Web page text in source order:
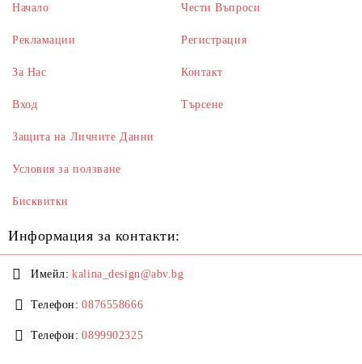
Начало
Рекламации
За Нас
Вход
Чести Въпроси
Регистрация
Контакт
Търсене
Защита на Личните Данни
Условия за ползване
Бисквитки
Информация за контакти:
Имейл: kalina_design@abv.bg
Телефон: 0876558666
Телефон: 0899902325